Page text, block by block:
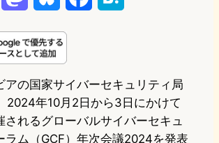
s
t
o
d
u
e
s
k
b
o
n
a
アの国家サイバーセキュリティ局
2024年10月2日から3日にかけて
されるグローバルサイバーセキュ
ラム（GCF）年次会議2024を発表